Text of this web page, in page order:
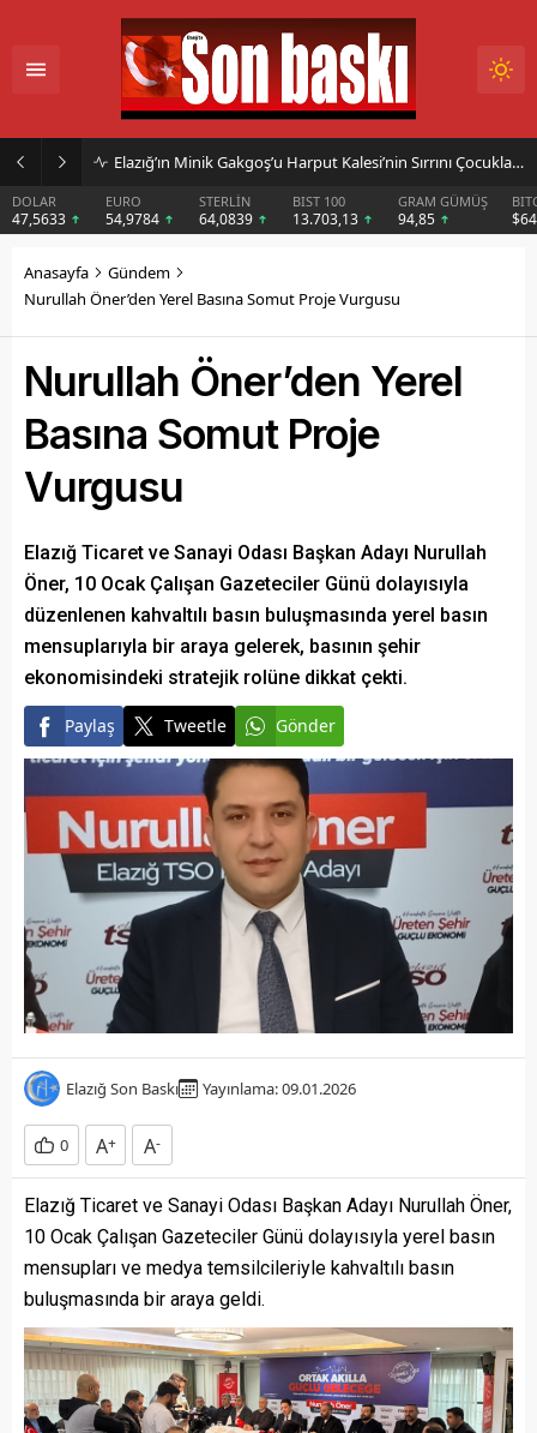
Elazığ’ın Minik Gakgoş’u Harput Kalesi’nin Sırrını Çocuklara Anlatıyor
DOLAR
47,5633
EURO
54,9784
STERLİN
64,0839
BIST 100
13.703,13
GRAM GÜMÜŞ
94,85
Anasayfa
Gündem
Nurullah Öner’den Yerel Basına Somut Proje Vurgusu
Nurullah Öner’den Yerel
Basına Somut Proje
Vurgusu
Elazığ Ticaret ve Sanayi Odası Başkan Adayı Nurullah
Öner, 10 Ocak Çalışan Gazeteciler Günü dolayısıyla
düzenlenen kahvaltılı basın buluşmasında yerel basın
mensuplarıyla bir araya gelerek, basının şehir
ekonomisindeki stratejik rolüne dikkat çekti.
Paylaş Tweetle Gönder
Elazığ Son Baskı Yayınlama: 09.01.2026
0 A+ A-
Elazığ Ticaret ve Sanayi Odası Başkan Adayı Nurullah Öner,
10 Ocak Çalışan Gazeteciler Günü dolayısıyla yerel basın
mensupları ve medya temsilcileriyle kahvaltılı basın
buluşmasında bir araya geldi.